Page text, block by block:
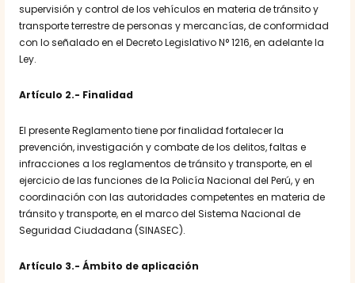
supervisión y control de los vehículos en materia de tránsito y
transporte terrestre de personas y mercancías, de conformidad
con lo señalado en el Decreto Legislativo N° 1216, en adelante la
Ley.
Artículo 2.- Finalidad
El presente Reglamento tiene por finalidad fortalecer la
prevención, investigación y combate de los delitos, faltas e
infracciones a los reglamentos de tránsito y transporte, en el
ejercicio de las funciones de la Policía Nacional del Perú, y en
coordinación con las autoridades competentes en materia de
tránsito y transporte, en el marco del Sistema Nacional de
Seguridad Ciudadana (SINASEC).
Artículo 3.- Ámbito de aplicación